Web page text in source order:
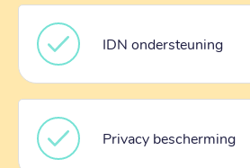
IDN ondersteuning
Privacy bescherming